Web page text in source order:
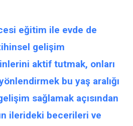
eğitim ile evde de
gelişim
aktif tutmak, onları
bu yaş aralığı
sağlamak açısından
ilerideki becerileri ve